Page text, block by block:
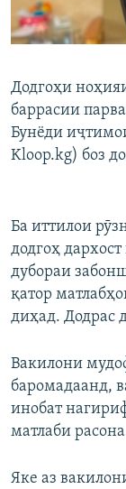
ГУЗОРИШҲОИ
Русский
ПАЙГИРӢ КУНЕД
Додгоҳи
баррасии
Бунёди
Kloop.kg) боз
Ба иттилои
додгоҳ
дубораи
қатор
диҳад. Додрас
Вакилони
баромадаанд,
инобат
матлаби
Яке аз